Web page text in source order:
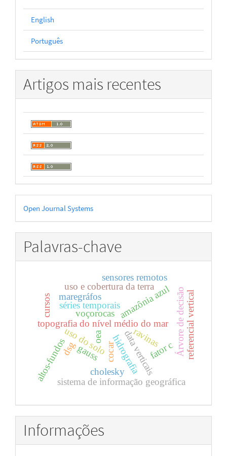
English
Português
Artigos mais recentes
Desenvolvido
por
Open Journal Systems
Palavras-chave
data verticais
topografia do nível médio do mar
amazônia azul
voçorocas
ravinas
uso do solo
sistema de informação geográfica
Árvore de decisão
uso e cobertura da terra
referencial vertical
séries temporais
maregráfos
sensores remotos
hidrografia
altos-fundos cocar
dsg fator c
gauss
cholesky
oea
cursos
Informações